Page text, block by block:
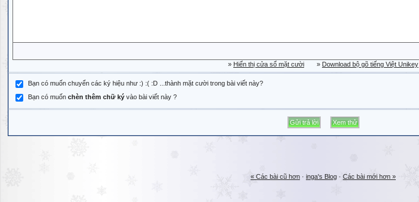
» Hiển thị cửa sổ mặt cười » Download bộ gõ tiếng Việt Unikey
Bạn có muốn chuyển các ký hiệu như :) :( :D ...thành mặt cười trong bài viết này?
Bạn có muốn chèn thêm chữ ký vào bài viết này ?
« Các bài cũ hơn · inga's Blog · Các bài mới hơn »